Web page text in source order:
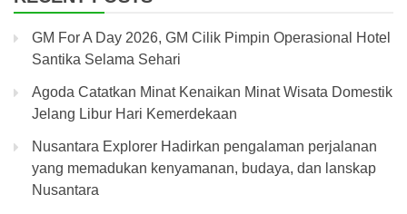
GM For A Day 2026, GM Cilik Pimpin Operasional Hotel
Santika Selama Sehari
Agoda Catatkan Minat Kenaikan Minat Wisata Domestik
Jelang Libur Hari Kemerdekaan
Nusantara Explorer Hadirkan pengalaman perjalanan
yang memadukan kenyamanan, budaya, dan lanskap
Nusantara